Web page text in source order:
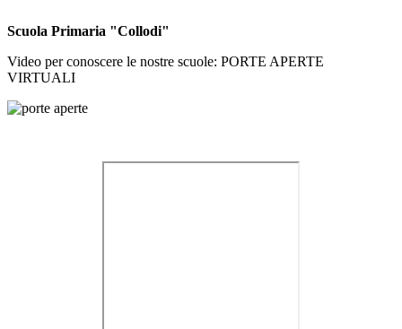
Scuola Primaria "Collodi"
Video per conoscere le nostre scuole: PORTE APERTE
VIRTUALI